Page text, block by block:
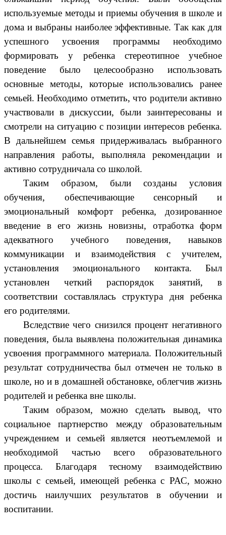
используемые методы и приемы обучения в школе и
дома и выбраны наиболее эффективные. Так как для
успешного усвоения программы необходимо
формировать у ребенка стереотипное учебное
поведение было целесообразно использовать
основные методы, которые использовались ранее
семьей. Необходимо отметить, что родители активно
участвовали в дискуссии, были заинтересованы и
смотрели на ситуацию с позиции интересов ребенка.
В дальнейшем семья придерживалась выбранного
направления работы, выполняла рекомендации и
активно сотрудничала со школой.
Таким образом, были созданы условия
обучения, обеспечивающие сенсорный и
эмоциональный комфорт ребенка, дозированное
введение в его жизнь новизны, отработка форм
адекватного учебного поведения, навыков
коммуникации и взаимодействия с учителем,
установления эмоционального контакта. Был
установлен четкий распорядок занятий, в
соответствии составлялась структура дня ребенка
его родителями.
Вследствие чего снизился процент негативного
поведения, была выявлена положительная динамика
усвоения программного материала. Положительный
результат сотрудничества был отмечен не только в
школе, но и в домашней обстановке, облегчив жизнь
родителей и ребенка вне школы.
Таким образом, можно сделать вывод, что
социальное партнерство между образовательным
учреждением и семьей является неотъемлемой и
необходимой частью всего образовательного
процесса. Благодаря тесному взаимодействию
школы с семьей, имеющей ребенка с РАС, можно
достичь наилучших результатов в обучении и
воспитании.